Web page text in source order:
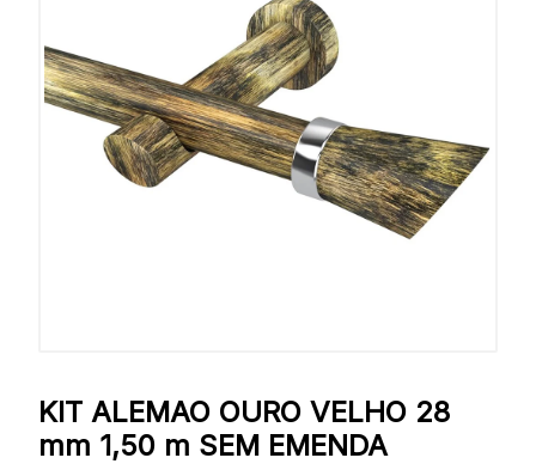
KIT ALEMAO OURO VELHO 28
mm 1,50 m SEM EMENDA